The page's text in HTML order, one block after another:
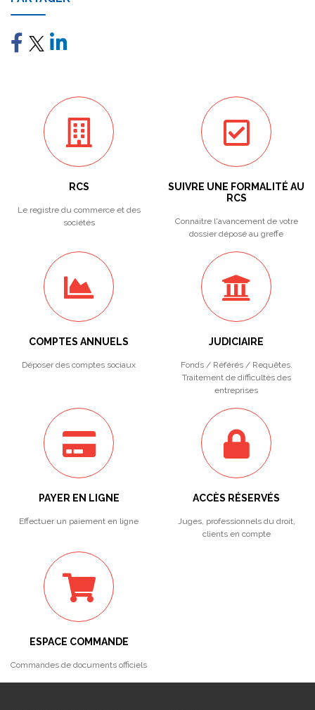
RCS
Le registre du commerce et des
sociétés
SUIVRE UNE FORMALITÉ AU
RCS
Connaitre l'avancement de votre
dossier déposé au greffe
COMPTES ANNUELS
Déposer des comptes sociaux
JUDICIAIRE
Fonds / Référés / Requêtes.
Traitement de difficultés des
entreprises
PAYER EN LIGNE
Effectuer un paiement en ligne
ACCÈS RÉSERVÉS
Juges, professionnels du droit,
clients en compte
ESPACE COMMANDE
Commandes de documents officiels